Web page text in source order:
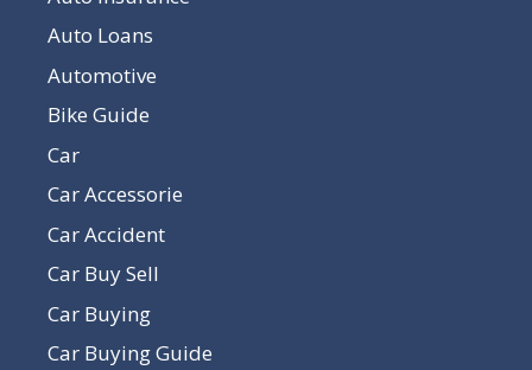
Auto Loans
Automotive
Bike Guide
Car
Car Accessorie
Car Accident
Car Buy Sell
Car Buying
Car Buying Guide